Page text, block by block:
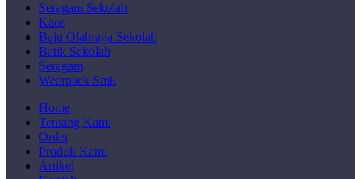
Seragam Sekolah
Kaos
Baju Olahraga Sekolah
Batik Sekolah
Seragam
Wearpack Smk
Home
Tentang Kami
Order
Produk Kami
Artikel